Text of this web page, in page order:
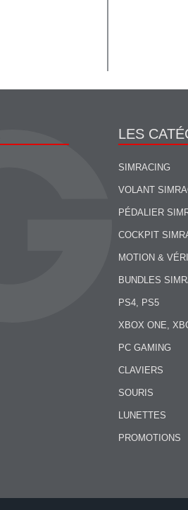
LES
SIMRACING
VOLANT
PÉDALIER
COCKPIT
MOTION &
BUNDLES
PS4, PS5
XBOX ONE,
PC GAMING
CLAVIERS
SOURIS
LUNETTES
PROMOTIONS